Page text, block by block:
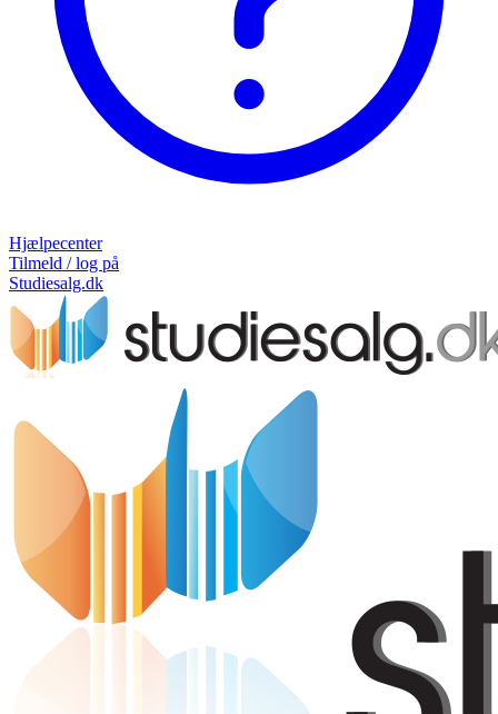
Hjælpecenter
Tilmeld / log på
Studiesalg.dk